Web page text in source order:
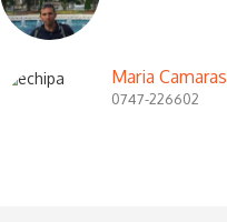
Maria Camaras
0747-226602